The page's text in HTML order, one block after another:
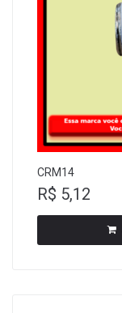
CRM14
R$ 5,12